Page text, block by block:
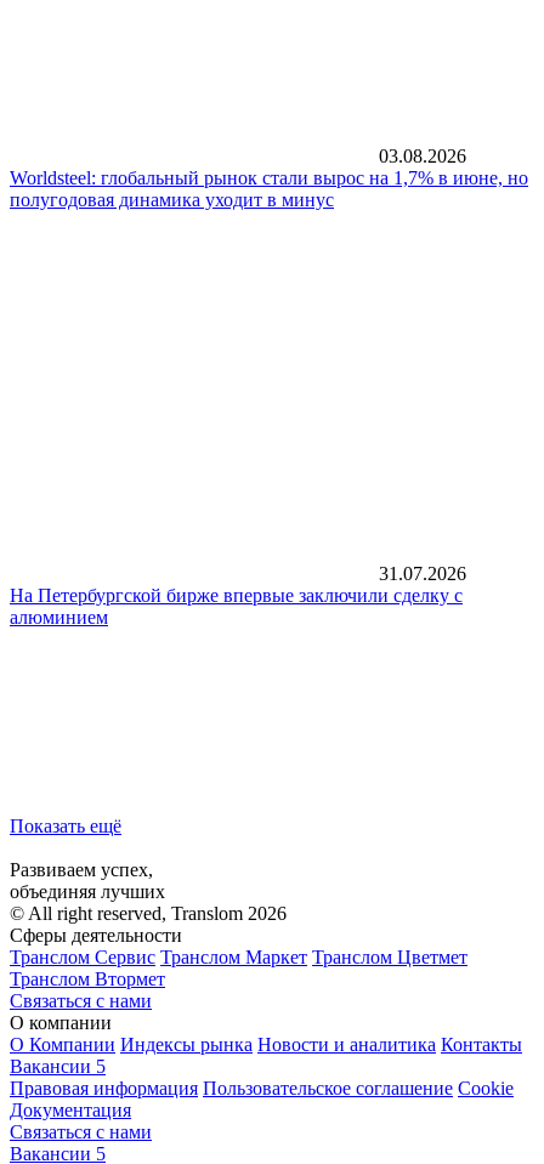
03.08.2026
Worldsteel: глобальный рынок стали вырос на 1,7% в июне, но
полугодовая динамика уходит в минус
31.07.2026
На Петербургской бирже впервые заключили сделку с
алюминием
Показать ещё
Развиваем успех,
объединяя лучших
© All right reserved, Translom 2026
Сферы деятельности
Транслом Сервис Транслом Маркет Транслом Цветмет
Транслом Втормет
Связаться с нами
О компании
О Компании Индексы рынка Новости и аналитика Контакты
Вакансии 5
Правовая информация Пользовательское соглашение Cookie
Документация
Связаться с нами
Вакансии 5